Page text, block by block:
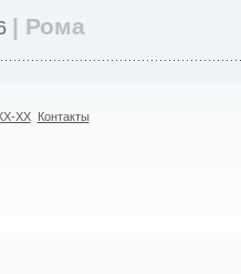
| Рома
XX Контакты